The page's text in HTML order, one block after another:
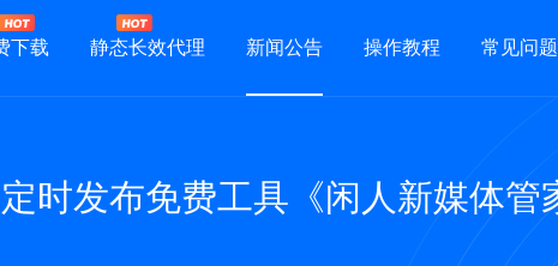
下载 静态长效代理 新闻公告 操作教程 常见问题
时发布免费工具《闲人新媒体管